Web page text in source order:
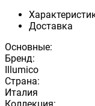
Доставка
Основные:
Бренд:
Illumico
Страна:
Италия